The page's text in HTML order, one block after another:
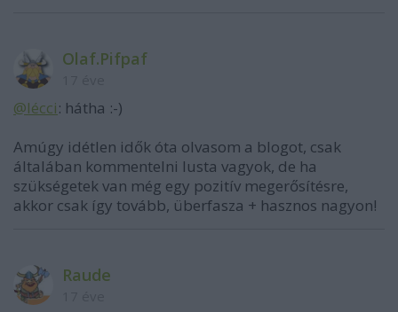
Olaf.Pifpaf
@lécci: hátha :-)
Amúgy idétlen idők óta olvasom a blogot, csak
általában kommentelni lusta vagyok, de ha
szükségetek van még egy pozitív megerősítésre,
akkor csak így tovább, überfasza + hasznos nagyon!
Raude